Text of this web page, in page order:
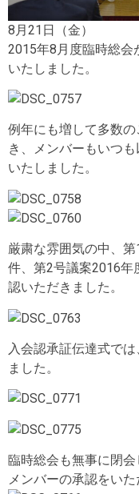
8月21日（金）
2015年8月度臨時総会
いたしました。
例年にも増して多数
き、メンバーもいつ
いたしました。
厳粛な雰囲気の中、
件、第2号議案2016年
認いただきました。
入会認承証伝達式で
ました。
臨時総会も無事に閉
メンバーの承認をいた